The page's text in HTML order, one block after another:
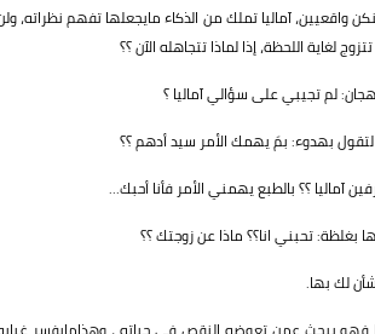
آماليا تملك من الذكاء مايجعلها تفهم نظراته،
لغاية اللحظة، إذا لماذا تتجاهله الآن ؟؟
لم تجيبي على سؤالي آماليا ؟
بهدوء: بمَ يهمك الأمر سيد أدهم ؟؟
آماليا ؟؟ بالطبع يهمني الأمر فأنا أحبك...
تحبني انا؟؟ ماذا عن زوجتك ؟؟
لك بها.